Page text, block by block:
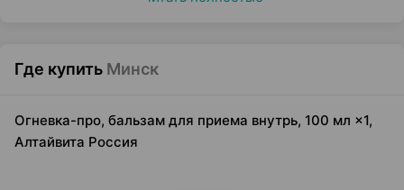
Где купить Минск
Огневка-про, бальзам для приема внутрь, 100 мл ×1,
Алтайвита Россия